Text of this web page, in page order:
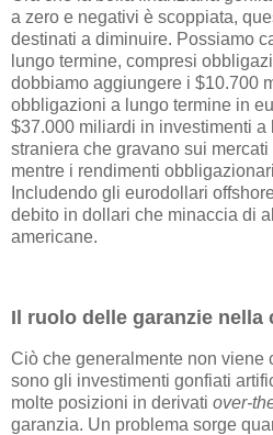
a zero e negativi è scoppiata,
destinati a diminuire. Possiamo
lungo termine, compresi
dobbiamo aggiungere i $10.700
obbligazioni a lungo termine in
$37.000 miliardi in investimenti a
straniera che gravano sui
mentre i rendimenti
Includendo gli eurodollari
debito in dollari che minaccia di
americane.
Il ruolo delle garanzie nella
Ciò che generalmente non viene
sono gli investimenti gonfiati
molte posizioni in derivati over-
garanzia. Un problema sorge